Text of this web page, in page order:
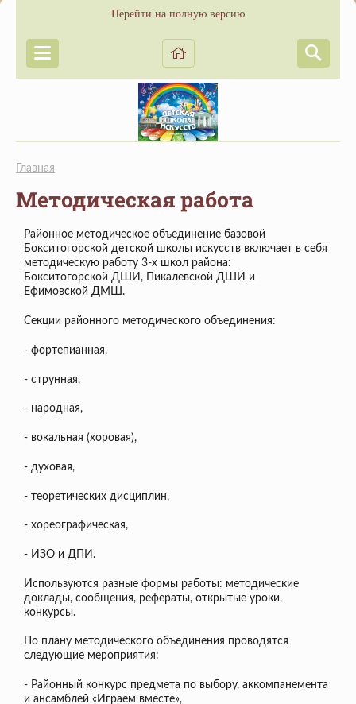
Перейти на полную версию
Главная
Методическая работа
Районное методическое объединение базовой
Бокситогорской детской школы искусств включает в себя
методическую работу 3-х школ района:
Бокситогорской ДШИ, Пикалевской ДШИ и
Ефимовской ДМШ.
Секции районного методического объединения:
- фортепианная,
- струнная,
- народная,
- вокальная (хоровая),
- духовая,
- теоретических дисциплин,
- хореографическая,
- ИЗО и ДПИ.
Используются разные формы работы: методические
доклады, сообщения, рефераты, открытые уроки,
конкурсы.
По плану методического объединения проводятся
следующие мероприятия:
- Районный конкурс предмета по выбору, аккомпанемента
и ансамблей «Играем вместе»,